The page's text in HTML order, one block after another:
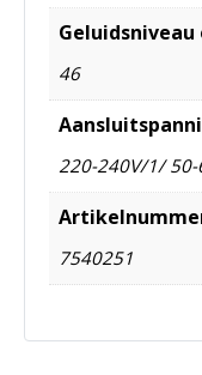
Geluidsniveau
46
220-240V/1/ 50-
7540251